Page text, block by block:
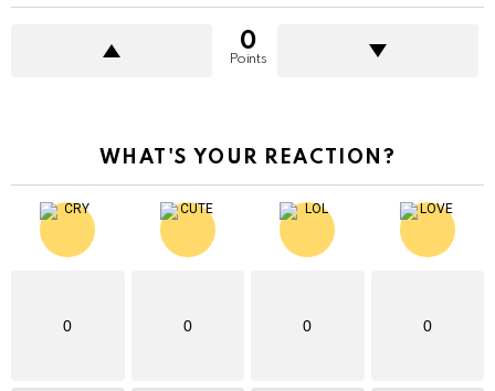
0
Points
WHAT'S YOUR REACTION?
0 0 0 0